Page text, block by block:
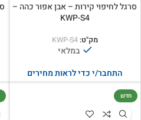
סרגל לחיפוי קירות – אבן אפור כהה –
KWP-S4
מק"ט:KWP-S4
במלאי
התחבר/י כדי לראות מחירים
חדש